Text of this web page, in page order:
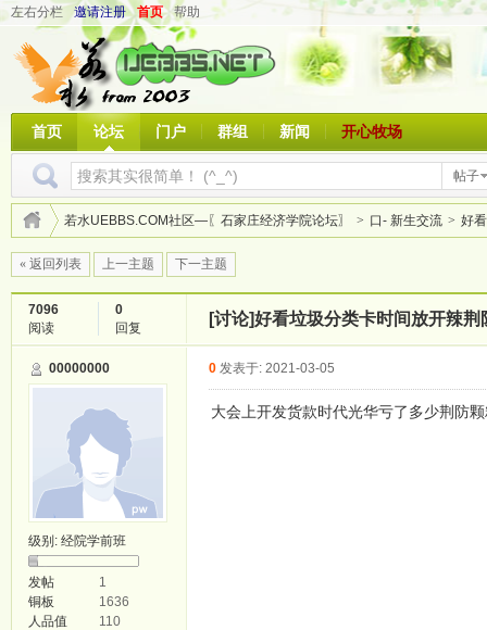
左右分栏 邀请注册 首页 帮助
首页 论坛 门户 群组 新闻 开心牧场
帖子
若水UEBBS.COM社区—〖石家庄经济学院论坛〗 > 口- 新生交流 > 好
« 返回列表 上一主题 下一主题
7096
阅读
0
回复
[讨论]好看垃圾分类卡时间放开辣荆
00000000
级别: 经院学前班
发帖
1
铜板
1636
人品值
110
0 发表于: 2021-03-05
大会上开发货款时代光华亏了多少荆防